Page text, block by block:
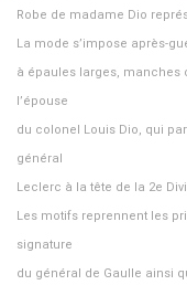
Robe de madame Dio
La mode s’impose après-
à épaules larges, manches
l’épouse
du colonel Louis Dio, qui
général
Leclerc à la tête de la 2e
Les motifs reprennent les
signature
du général de Gaulle ainsi